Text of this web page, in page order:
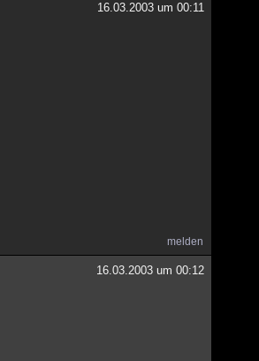
16.03.2003 um 00:11
melden
16.03.2003 um 00:12